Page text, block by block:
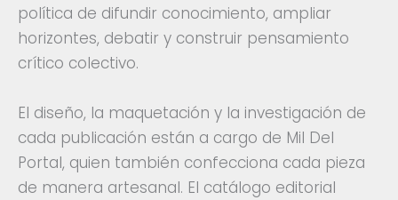
política de difundir conocimiento, ampliar
horizontes, debatir y construir pensamiento
crítico colectivo.
El diseño, la maquetación y la investigación de
cada publicación están a cargo de Mil Del
Portal, quien también confecciona cada pieza
de manera artesanal. El catálogo editorial